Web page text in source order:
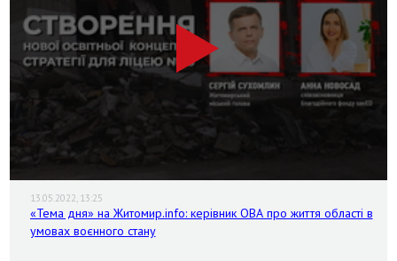
13.05.2022, 13:25
«Тема дня» на Житомир.info: керівник ОВА про життя області в
умовах воєнного стану